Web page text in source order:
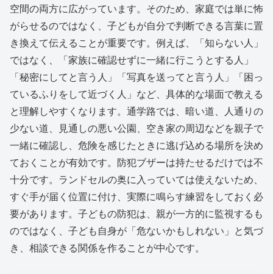
空間の両方に広がっています。そのため、家庭では単に怖
がらせるのではなく、子どもが自分で判断できる言葉に置
き換えて伝えることが重要です。例えば、「知らない人」
ではなく、「家族に確認せずに一緒に行こうとする人」
「秘密にしてと言う人」「写真を送ってと言う人」「困っ
ているふりをして近づく人」など、具体的な場面で教える
と理解しやすくなります。通学路では、暗い道、人通りの
少ない道、見通しの悪い公園、空き家の周辺などを親子で
一緒に確認し、危険を感じたときに逃げ込める場所を決め
ておくことが有効です。防犯ブザーは持たせるだけでは不
十分です。ランドセルの奥に入っていては使えないため、
すぐ手が届く位置に付け、実際に鳴らす練習をしておく必
要があります。子どもの防犯は、親が一方的に監視するも
のではなく、子ども自身が「危ないかもしれない」と気づ
き、相談できる関係を作ることが中心です。